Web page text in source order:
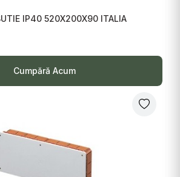
IP40 520X200X90 ITALIA
Cumpără Acum